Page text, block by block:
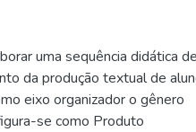
uma sequência didática de
da produção textual de
eixo organizador o gênero
se como Produto